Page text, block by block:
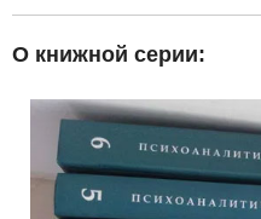
О книжной серии: